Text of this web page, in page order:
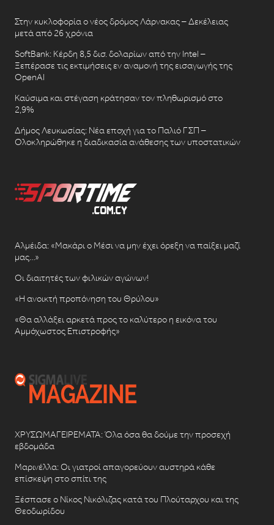
Στην κυκλοφορία ο νέος δρόμος Λάρνακας – Δεκέλειας
μετά από 26 χρόνια
SoftBank: Κέρδη 8,5 δισ. δολαρίων από την Intel –
Ξεπέρασε τις εκτιμήσεις εν αναμονή της εισαγωγής της
OpenAI
Καύσιμα και στέγαση κράτησαν τον πληθωρισμό στο
2,9%
Δήμος Λευκωσίας: Νέα εποχή για το Παλιό ΓΣΠ –
Ολοκληρώθηκε η διαδικασία ανάθεσης των υποστατικών
Αλμέιδα: «Μακάρι ο Μέσι να μην έχει όρεξη να παίξει μαζί
μας…»
Οι διαιτητές των φιλικών αγώνων!
«Η ανοικτή προπόνηση του Θρύλου»
«Θα αλλάξει αρκετά προς το καλύτερο η εικόνα του
Αμμόχωστος Επιστροφής»
ΧΡΥΣΩΜΑΓΕΙΡΕΜΑΤΑ: Όλα όσα θα δούμε την προσεχή
εβδομάδα
Μαρινέλλα: Οι γιατροί απαγορεύουν αυστηρά κάθε
επίσκεψη στο σπίτι της
Ξέσπασε ο Νίκος Νικόλιζας κατά του Πλούταρχου και της
Θεοδωρίδου